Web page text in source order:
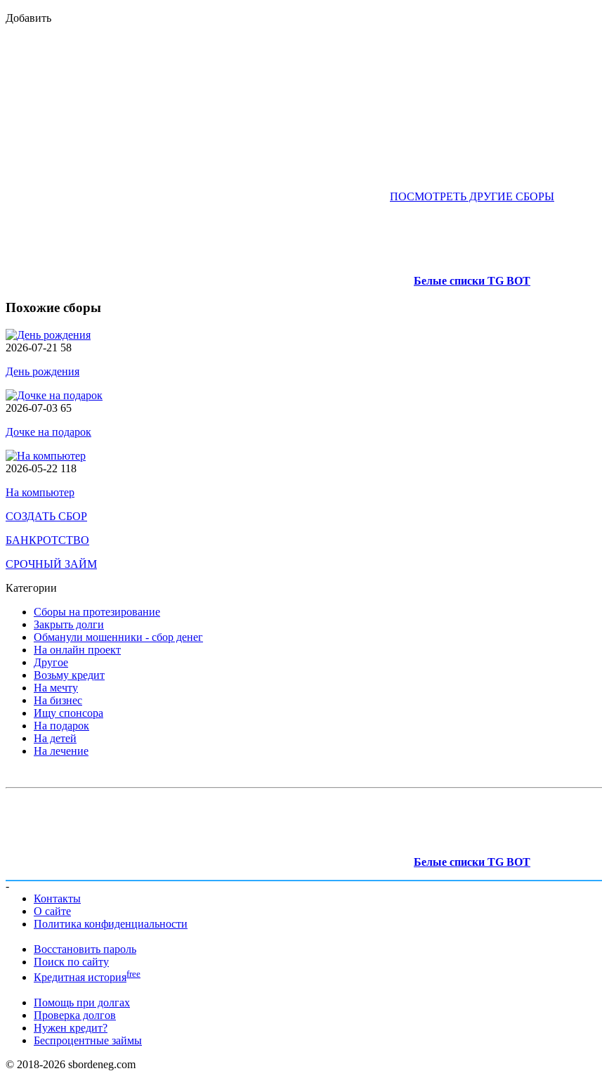
Добавить
ПОСМОТРЕТЬ ДРУГИЕ СБОРЫ
Белые списки TG BOT
Похожие сборы
2026-07-21 58
День рождения
2026-07-03 65
Дочке на подарок
2026-05-22 118
На компьютер
СОЗДАТЬ СБОР
БАНКРОТСТВО
СРОЧНЫЙ ЗАЙМ
Категории
Сборы на протезирование
Закрыть долги
Обманули мошенники - сбор денег
На онлайн проект
Другое
Возьму кредит
На мечту
На бизнес
Ищу спонсора
На подарок
На детей
На лечение
Белые списки TG BOT
-
Контакты
О сайте
Политика конфиденциальности
Восстановить пароль
Поиск по сайту
Кредитная историяfree
Помощь при долгах
Проверка долгов
Нужен кредит?
Беспроцентные займы
© 2018-2026 sbordeneg.com